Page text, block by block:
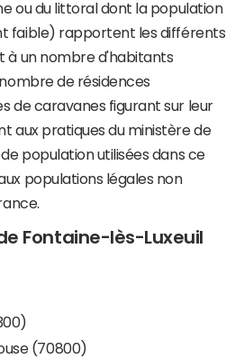
ou du littoral dont la population
faible) rapportent les différents
à un nombre d'habitants
de résidences
de caravanes figurant sur leur
aux pratiques du ministère de
population utilisées dans ce
populations légales non
Fontaine-lès-Luxeuil
(70800)